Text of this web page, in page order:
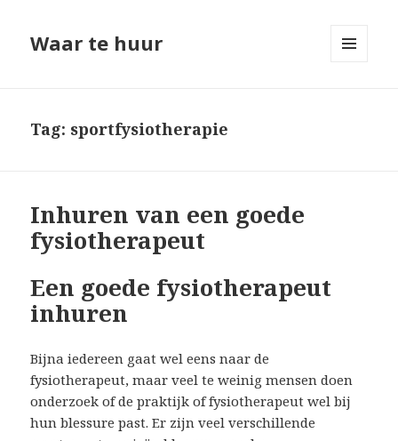
Waar te huur
Tag: sportfysiotherapie
Inhuren van een goede
fysiotherapeut
Een goede fysiotherapeut
inhuren
Bijna iedereen gaat wel eens naar de
fysiotherapeut, maar veel te weinig mensen doen
onderzoek of de praktijk of fysiotherapeut wel bij
hun blessure past. Er zijn veel verschillende